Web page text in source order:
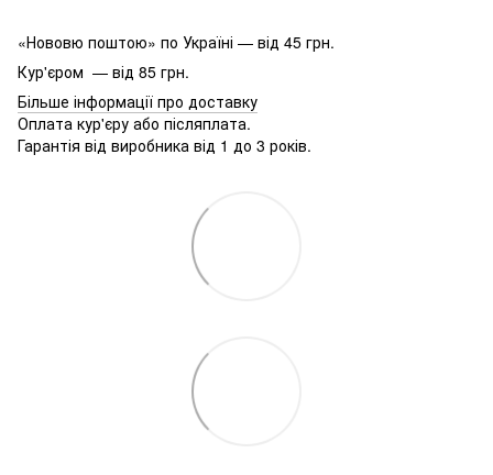
«Нововю поштою» по Україні — від 45 грн.
Кур'єром — від 85 грн.
Більше інформації про доставку
Оплата кур'єру або післяплата.
Гарантія від виробника від 1 до 3 років.